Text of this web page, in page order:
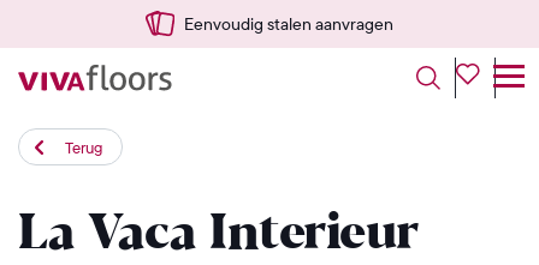
Eenvoudig stalen aanvragen
Terug
La Vaca Interieur